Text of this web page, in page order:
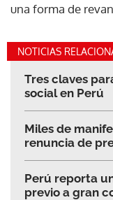
una forma de
NOTICIAS
Tres claves
social en Perú
Miles de
renuncia de
Perú reporta
previo a gran